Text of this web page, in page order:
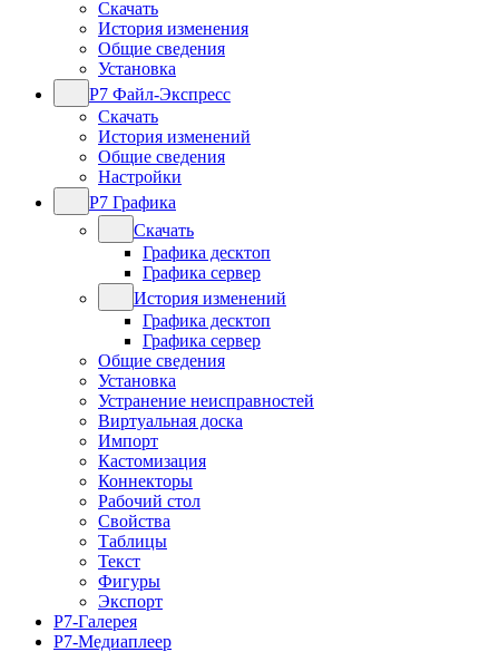
Скачать
История изменения
Общие сведения
Установка
Р7 Файл-Экспресс
Скачать
История изменений
Общие сведения
Настройки
Р7 Графика
Скачать
Графика десктоп
Графика сервер
История изменений
Графика десктоп
Графика сервер
Общие сведения
Установка
Устранение неисправностей
Виртуальная доска
Импорт
Кастомизация
Коннекторы
Рабочий стол
Свойства
Таблицы
Текст
Фигуры
Экспорт
Р7-Галерея
Р7-Медиаплеер